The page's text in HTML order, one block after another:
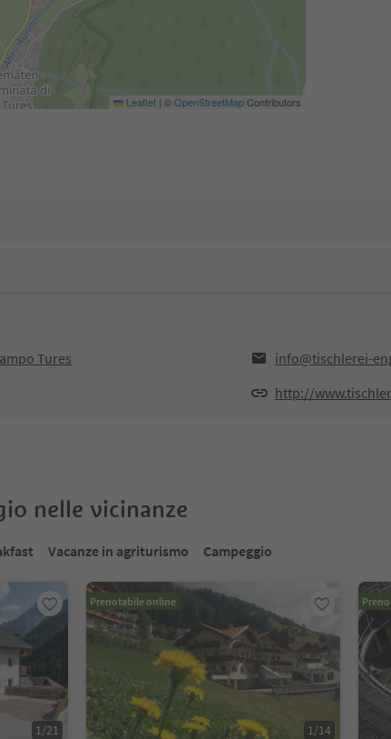
Leaflet | ©OpenStreetMapContributors
Tures
info@tischlerei-
http://
nelle vicinanze
Vacanze in agriturismo Campeggio
1/21
Prenotabile online
1/14